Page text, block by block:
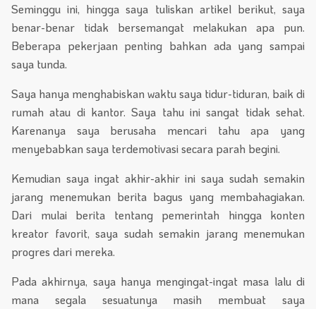
Seminggu ini, hingga saya tuliskan artikel berikut, saya
benar-benar tidak bersemangat melakukan apa pun.
Beberapa pekerjaan penting bahkan ada yang sampai
saya tunda.
Saya hanya menghabiskan waktu saya tidur-tiduran, baik di
rumah atau di kantor. Saya tahu ini sangat tidak sehat.
Karenanya saya berusaha mencari tahu apa yang
menyebabkan saya terdemotivasi secara parah begini.
Kemudian saya ingat akhir-akhir ini saya sudah semakin
jarang menemukan berita bagus yang membahagiakan.
Dari mulai berita tentang pemerintah hingga konten
kreator favorit, saya sudah semakin jarang menemukan
progres dari mereka.
Pada akhirnya, saya hanya mengingat-ingat masa lalu di
mana segala sesuatunya masih membuat saya